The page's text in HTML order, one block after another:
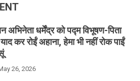
अभिनेता धर्मेंद्र को पद्म विभूषण-पिता
कर रोईं अहाना, हेमा भी नहीं रोक पाईं
26, 2026